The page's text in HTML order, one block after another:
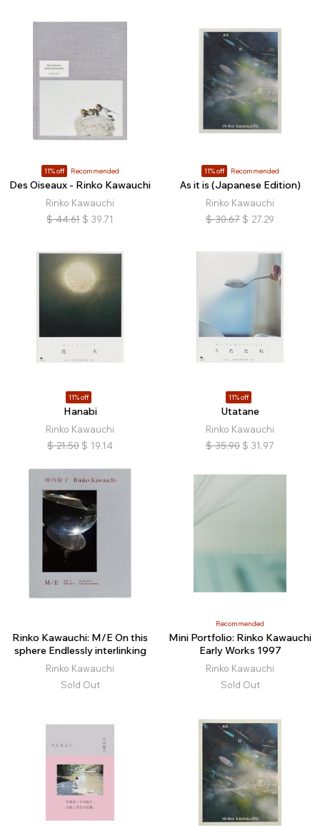
11% off Recommended
Des Oiseaux - Rinko Kawauchi
Rinko Kawauchi
$ 44.61 $ 39.71
11% off Recommended
As it is (Japanese Edition)
Rinko Kawauchi
$ 30.67 $ 27.29
11% off
Hanabi
Rinko Kawauchi
$ 21.50 $ 19.14
11% off
Utatane
Rinko Kawauchi
$ 35.90 $ 31.97
Rinko Kawauchi: M/E On this
sphere Endlessly interlinking
Rinko Kawauchi
Sold Out
Recommended
Mini Portfolio: Rinko Kawauchi
Early Works 1997
Rinko Kawauchi
Sold Out